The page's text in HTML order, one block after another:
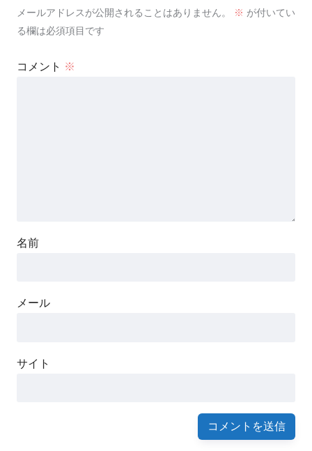
メールアドレスが公開されることはありません。 ※ が付いてい
る欄は必須項目です
コメント ※
名前
メール
サイト